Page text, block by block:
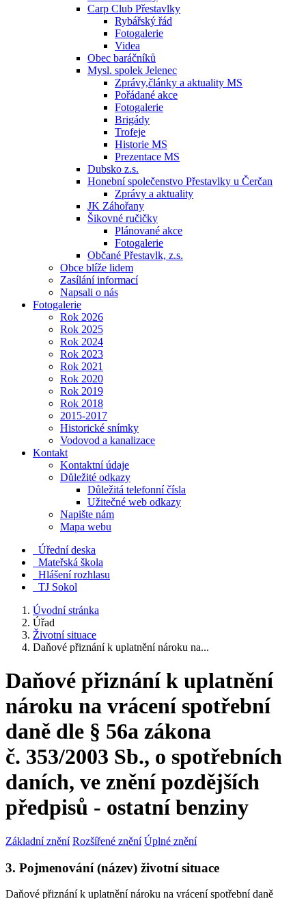
Carp Club Přestavlky
Rybářský řád
Fotogalerie
Videa
Obec baráčníků
Mysl. spolek Jelenec
Zprávy,články a aktuality MS
Pořádané akce
Fotogalerie
Brigády
Trofeje
Historie MS
Prezentace MS
Dubsko z.s.
Honební společenstvo Přestavlky u Čerčan
Zprávy a aktuality
JK Záhořany
Šikovné ručičky
Plánované akce
Fotogalerie
Občané Přestavlk, z.s.
Obce blíže lidem
Zasílání informací
Napsali o nás
Fotogalerie
Rok 2026
Rok 2025
Rok 2024
Rok 2023
Rok 2021
Rok 2020
Rok 2019
Rok 2018
2015-2017
Historické snímky
Vodovod a kanalizace
Kontakt
Kontaktní údaje
Důležité odkazy
Důležitá telefonní čísla
Užitečné web odkazy
Napište nám
Mapa webu
Úřední deska
Mateřská škola
Hlášení rozhlasu
TJ Sokol
Úvodní stránka
Úřad
Životní situace
Daňové přiznání k uplatnění nároku na...
Daňové přiznání k uplatnění
nároku na vrácení spotřební
daně dle § 56a zákona
č. 353/2003 Sb., o spotřebních
daních, ve znění pozdějších
předpisů - ostatní benziny
Základní znění Rozšířené znění Úplné znění
3. Pojmenování (název) životní situace
Daňové přiznání k uplatnění nároku na vrácení spotřební daně